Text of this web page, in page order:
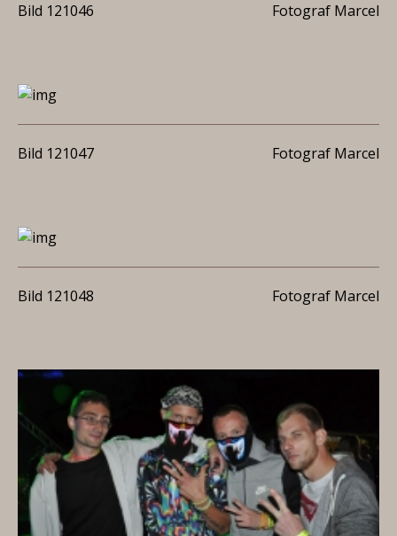
Bild 121046 Fotograf Marcel
Bild 121047 Fotograf Marcel
Bild 121048 Fotograf Marcel